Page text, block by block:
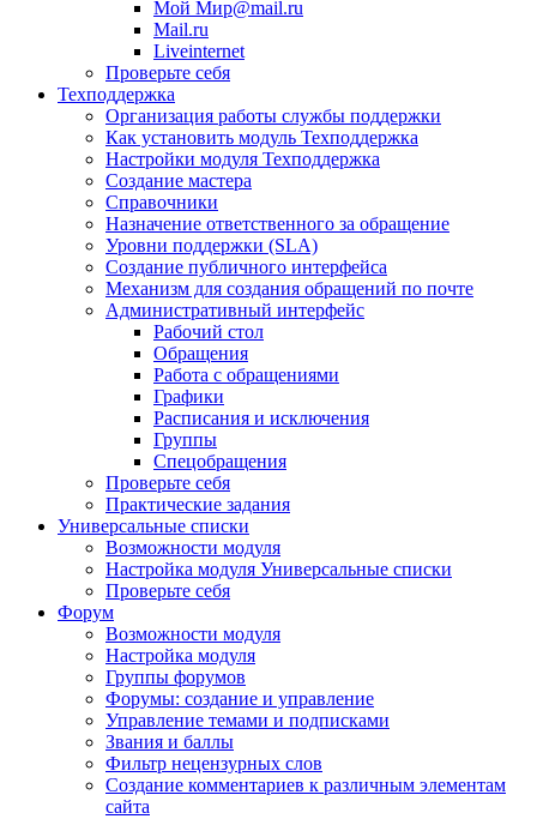
Мой Мир@mail.ru
Mail.ru
Liveinternet
Проверьте себя
Техподдержка
Организация работы службы поддержки
Как установить модуль Техподдержка
Настройки модуля Техподдержка
Создание мастера
Справочники
Назначение ответственного за обращение
Уровни поддержки (SLA)
Создание публичного интерфейса
Механизм для создания обращений по почте
Административный интерфейс
Рабочий стол
Обращения
Работа с обращениями
Графики
Расписания и исключения
Группы
Спецобращения
Проверьте себя
Практические задания
Универсальные списки
Возможности модуля
Настройка модуля Универсальные списки
Проверьте себя
Форум
Возможности модуля
Настройка модуля
Группы форумов
Форумы: создание и управление
Управление темами и подписками
Звания и баллы
Фильтр нецензурных слов
Создание комментариев к различным элементам
сайта